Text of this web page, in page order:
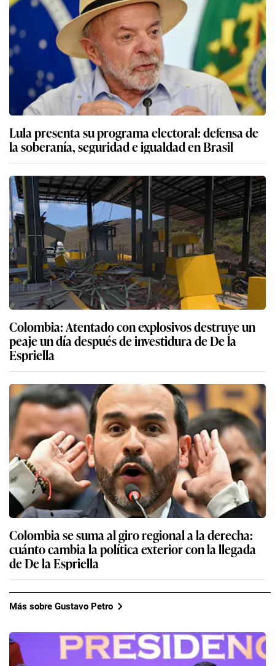
Lula presenta su programa electoral: defensa de
la soberanía, seguridad e igualdad en Brasil
Colombia: Atentado con explosivos destruye un
peaje un día después de investidura de De la
Espriella
Colombia se suma al giro regional a la derecha:
cuánto cambia la política exterior con la llegada
de De la Espriella
Más sobre Gustavo Petro